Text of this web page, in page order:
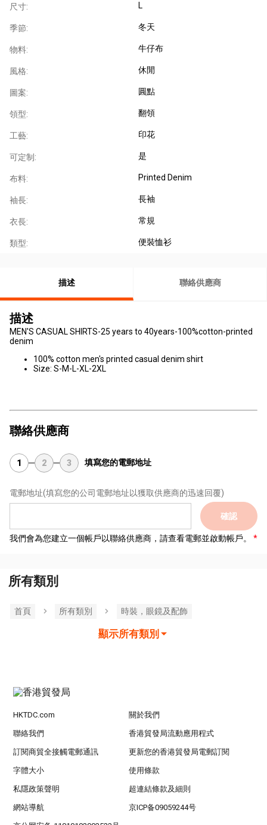
尺寸: L
季節: 冬天
物料: 牛仔布
風格: 休閒
圖案: 圓點
領型: 翻領
工藝: 印花
可定制: 是
布料: Printed Denim
袖長: 長袖
衣長: 常規
類型: 便裝恤衫
描述 聯絡供應商
描述
MEN'S CASUAL SHIRTS-25 years to 40years-100%cotton-printed
denim
100% cotton men's printed casual denim shirt
Size: S-M-L-XL-2XL
聯絡供應商
1 2 3 填寫您的電郵地址
電郵地址(填寫您的公司電郵地址以獲取供應商的迅速回覆)
確認
我們會為您建立一個帳戶以聯絡供應商，請查看電郵並啟動帳戶。
所有類別
首頁 所有類別 時裝，眼鏡及配飾
顯示所有類別
HKTDC.com 關於我們
聯絡我們 香港貿發局流動應用程式
訂閱商貿全接觸電郵通訊 更新您的香港貿發局電郵訂閱
字體大小 使用條款
私隱政策聲明 超連結條款及細則
網站導航 京ICP备09059244号